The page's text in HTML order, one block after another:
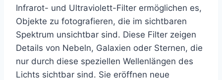
Infrarot- und Ultraviolett-Filter ermöglichen es,
Objekte zu fotografieren, die im sichtbaren
Spektrum unsichtbar sind. Diese Filter zeigen
Details von Nebeln, Galaxien oder Sternen, die
nur durch diese speziellen Wellenlängen des
Lichts sichtbar sind. Sie eröffnen neue